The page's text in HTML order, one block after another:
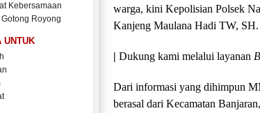
Kebersamaan
Royong
UNTUK
warga, kini Kepolisian Polsek
Kanjeng Maulana Hadi TW, SH.
| Dukung kami melalui layanan
Dari informasi yang dihimpun
berasal dari Kecamatan